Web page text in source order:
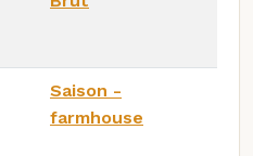
Saison -
farmhouse